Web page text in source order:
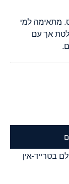
מתאימה למי
אך עם
בטרייד-אין